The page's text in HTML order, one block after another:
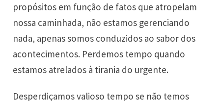
propósitos em função de fatos que atropelam
nossa caminhada, não estamos gerenciando
nada, apenas somos conduzidos ao sabor dos
acontecimentos. Perdemos tempo quando
estamos atrelados à tirania do urgente.
Desperdiçamos valioso tempo se não temos